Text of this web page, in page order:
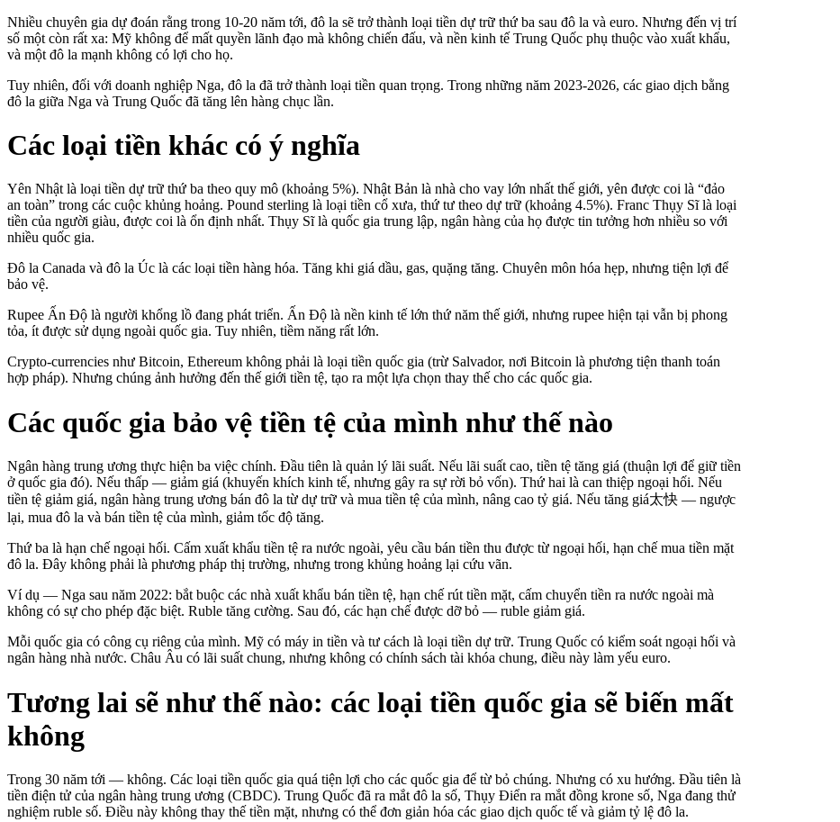
Nhiều chuyên gia dự đoán rằng trong 10-20 năm tới, đô la sẽ trở thành loại tiền dự trữ thứ ba sau đô la và euro. Nhưng đến vị trí
số một còn rất xa: Mỹ không để mất quyền lãnh đạo mà không chiến đấu, và nền kinh tế Trung Quốc phụ thuộc vào xuất khẩu,
và một đô la mạnh không có lợi cho họ.
Tuy nhiên, đối với doanh nghiệp Nga, đô la đã trở thành loại tiền quan trọng. Trong những năm 2023-2026, các giao dịch bằng
đô la giữa Nga và Trung Quốc đã tăng lên hàng chục lần.
Các loại tiền khác có ý nghĩa
Yên Nhật là loại tiền dự trữ thứ ba theo quy mô (khoảng 5%). Nhật Bản là nhà cho vay lớn nhất thế giới, yên được coi là “đảo
an toàn” trong các cuộc khủng hoảng. Pound sterling là loại tiền cổ xưa, thứ tư theo dự trữ (khoảng 4.5%). Franc Thụy Sĩ là loại
tiền của người giàu, được coi là ổn định nhất. Thụy Sĩ là quốc gia trung lập, ngân hàng của họ được tin tưởng hơn nhiều so với
nhiều quốc gia.
Đô la Canada và đô la Úc là các loại tiền hàng hóa. Tăng khi giá dầu, gas, quặng tăng. Chuyên môn hóa hẹp, nhưng tiện lợi để
bảo vệ.
Rupee Ấn Độ là người khổng lồ đang phát triển. Ấn Độ là nền kinh tế lớn thứ năm thế giới, nhưng rupee hiện tại vẫn bị phong
tỏa, ít được sử dụng ngoài quốc gia. Tuy nhiên, tiềm năng rất lớn.
Crypto-currencies như Bitcoin, Ethereum không phải là loại tiền quốc gia (trừ Salvador, nơi Bitcoin là phương tiện thanh toán
hợp pháp). Nhưng chúng ảnh hưởng đến thế giới tiền tệ, tạo ra một lựa chọn thay thế cho các quốc gia.
Các quốc gia bảo vệ tiền tệ của mình như thế nào
Ngân hàng trung ương thực hiện ba việc chính. Đầu tiên là quản lý lãi suất. Nếu lãi suất cao, tiền tệ tăng giá (thuận lợi để giữ tiền
ở quốc gia đó). Nếu thấp — giảm giá (khuyến khích kinh tế, nhưng gây ra sự rời bỏ vốn). Thứ hai là can thiệp ngoại hối. Nếu
tiền tệ giảm giá, ngân hàng trung ương bán đô la từ dự trữ và mua tiền tệ của mình, nâng cao tỷ giá. Nếu tăng giá太快 — ngược
lại, mua đô la và bán tiền tệ của mình, giảm tốc độ tăng.
Thứ ba là hạn chế ngoại hối. Cấm xuất khẩu tiền tệ ra nước ngoài, yêu cầu bán tiền thu được từ ngoại hối, hạn chế mua tiền mặt
đô la. Đây không phải là phương pháp thị trường, nhưng trong khủng hoảng lại cứu vãn.
Ví dụ — Nga sau năm 2022: bắt buộc các nhà xuất khẩu bán tiền tệ, hạn chế rút tiền mặt, cấm chuyển tiền ra nước ngoài mà
không có sự cho phép đặc biệt. Ruble tăng cường. Sau đó, các hạn chế được dỡ bỏ — ruble giảm giá.
Mỗi quốc gia có công cụ riêng của mình. Mỹ có máy in tiền và tư cách là loại tiền dự trữ. Trung Quốc có kiểm soát ngoại hối và
ngân hàng nhà nước. Châu Âu có lãi suất chung, nhưng không có chính sách tài khóa chung, điều này làm yếu euro.
Tương lai sẽ như thế nào: các loại tiền quốc gia sẽ biến mất
không
Trong 30 năm tới — không. Các loại tiền quốc gia quá tiện lợi cho các quốc gia để từ bỏ chúng. Nhưng có xu hướng. Đầu tiên là
tiền điện tử của ngân hàng trung ương (CBDC). Trung Quốc đã ra mắt đô la số, Thụy Điển ra mắt đồng krone số, Nga đang thử
nghiệm ruble số. Điều này không thay thế tiền mặt, nhưng có thể đơn giản hóa các giao dịch quốc tế và giảm tỷ lệ đô la.